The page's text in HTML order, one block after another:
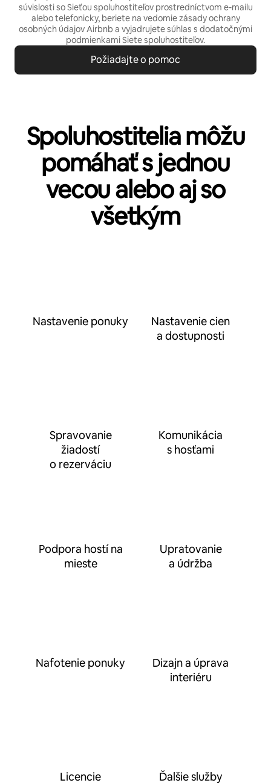
súvislosti so Sieťou spoluhostiteľov prostredníctvom e-mailu
alebo telefonicky, beriete na vedomiezásady ochrany
osobných údajovAirbnb a vyjadrujete súhlas s dodatočnými
podmienkami Siete spoluhostiteľov.
Požiadajte o pomoc
Spoluhostitelia môžu
pomáhať s jednou
vecou alebo aj so
všetkým
Nastavenie ponuky
Nastavenie cien
a dostupnosti
Spravovanie
žiadostí
o rezerváciu
Komunikácia
s hosťami
Podpora hostí na
mieste
Upratovanie
a údržba
Nafotenie ponuky
Dizajn a úprava
interiéru
Licencie Ďalšie služby